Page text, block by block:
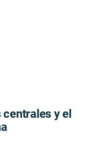
y el